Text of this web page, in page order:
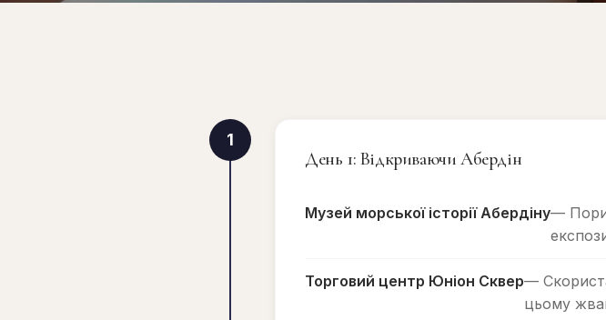
1
День 1: Відкриваючи Абердін
Музей морської історії Абердіну—
Торговий центр Юніон Сквер—
цьому